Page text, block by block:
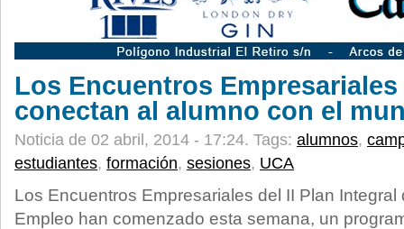
Los Encuentros Empresariales
conectan al alumno con el
Noticia de 02 abril, 2014 - 17:24. Tags: alumnos,
estudiantes, formación, sesiones, UCA
Los Encuentros Empresariales del II Plan
Empleo han comenzado esta semana, un